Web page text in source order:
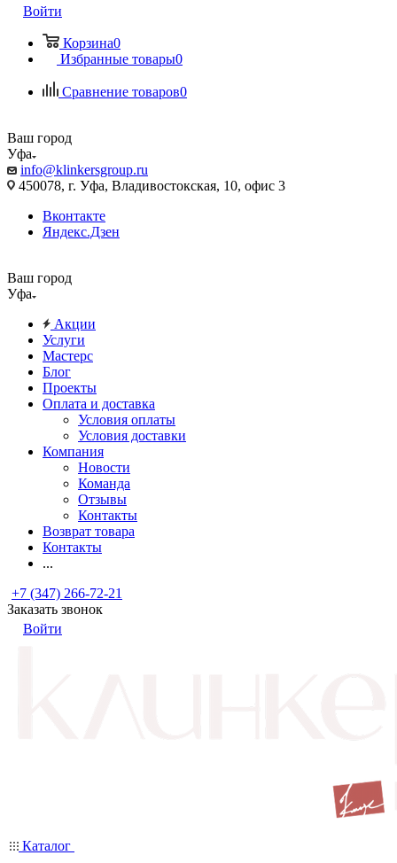
Войти
Корзина0
Избранные товары0
Сравнение товаров0
Ваш город
Уфа
info@klinkersgroup.ru
450078, г. Уфа, Владивостокская, 10, офис 3
Вконтакте
Яндекс.Дзен
Ваш город
Уфа
Акции
Услуги
Мастерс
Блог
Проекты
Оплата и доставка
Условия оплаты
Условия доставки
Компания
Новости
Команда
Отзывы
Контакты
Возврат товара
Контакты
...
+7 (347) 266-72-21
Заказать звонок
Войти
Каталог